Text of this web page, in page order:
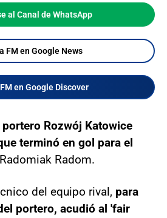
al Canal de WhatsApp
FM en Google News
en Google Discover
portero Rozwój Katowice
terminó en gol para el
Radomiak Radom.
del equipo rival, para
portero, acudió al 'fair